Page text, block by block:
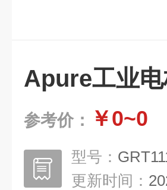
Apure工业
参考价： ￥0~0
型号：
更新时间：